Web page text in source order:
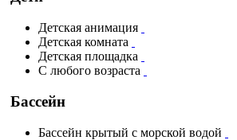
Детская анимация
Детская комната
Детская площадка
С любого возраста
Бассейн
Бассейн крытый с морской водой